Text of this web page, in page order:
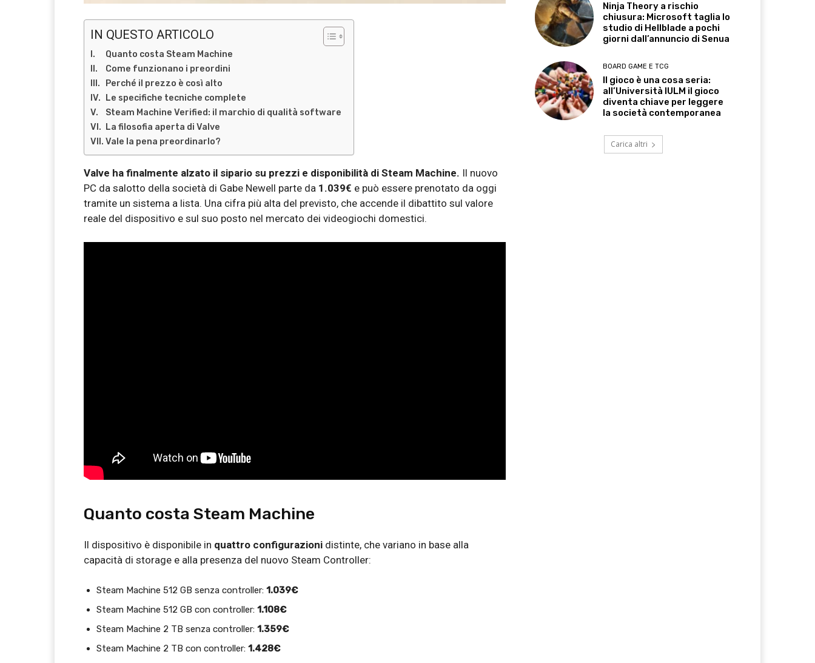
IN QUESTO ARTICOLO
Quanto costa Steam Machine
Come funzionano i preordini
Perché il prezzo è così alto
Le specifiche tecniche complete
Steam Machine Verified: il marchio di qualità software
La filosofia aperta di Valve
Vale la pena preordinarlo?
Valve ha finalmente alzato il sipario su prezzi e disponibilità di Steam Machine. Il nuovo
PC da salotto della società di Gabe Newell parte da 1.039€ e può essere prenotato da oggi
tramite un sistema a lista. Una cifra più alta del previsto, che accende il dibattito sul valore
reale del dispositivo e sul suo posto nel mercato dei videogiochi domestici.
Quanto costa Steam Machine
Il dispositivo è disponibile in quattro configurazioni distinte, che variano in base alla
capacità di storage e alla presenza del nuovo Steam Controller:
Steam Machine 512 GB senza controller: 1.039€
Steam Machine 512 GB con controller: 1.108€
Steam Machine 2 TB senza controller: 1.359€
Steam Machine 2 TB con controller: 1.428€
Ninja Theory a rischio
chiusura: Microsoft taglia lo
studio di Hellblade a pochi
giorni dall’annuncio di Senua
BOARD GAME E TCG
Il gioco è una cosa seria:
all’Università IULM il gioco
diventa chiave per leggere
la società contemporanea
Carica altri